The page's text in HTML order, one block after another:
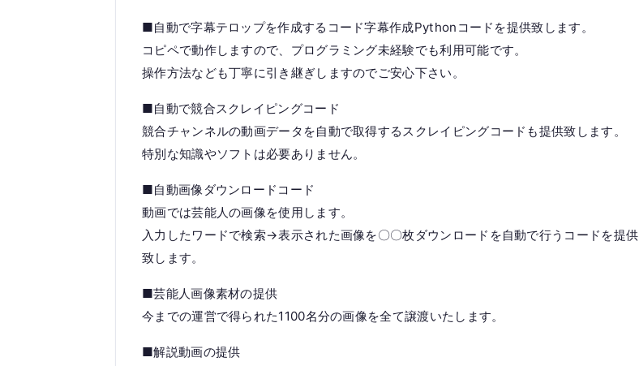
■自動で字幕テロップを作成するコード字幕作成Pythonコードを提供致します。
コピペで動作しますので、プログラミング未経験でも利用可能です。
操作方法なども丁寧に引き継ぎしますのでご安心下さい。
■自動で競合スクレイピングコード
競合チャンネルの動画データを自動で取得するスクレイピングコードも提供致します。
特別な知識やソフトは必要ありません。
■自動画像ダウンロードコード
動画では芸能人の画像を使用します。
入力したワードで検索→表示された画像を〇〇枚ダウンロードを自動で行うコードを提供
致します。
■芸能人画像素材の提供
今までの運営で得られた1100名分の画像を全て譲渡いたします。
■解説動画の提供